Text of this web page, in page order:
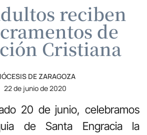
reciben
de
Cristiana
DE ZARAGOZA
22 de junio de 2020
20 de junio, celebramos
de Santa Engracia la